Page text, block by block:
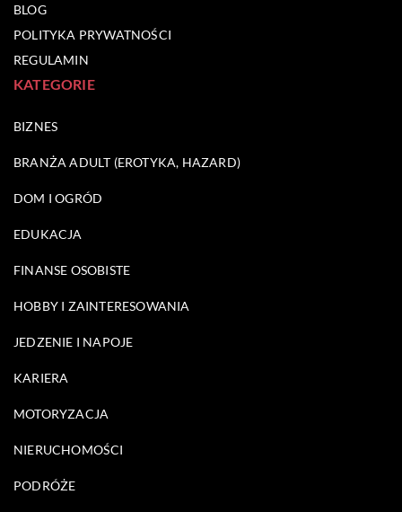
BLOG
POLITYKA PRYWATNOŚCI
REGULAMIN
KATEGORIE
BIZNES
BRANŻA ADULT (EROTYKA, HAZARD)
DOM I OGRÓD
EDUKACJA
FINANSE OSOBISTE
HOBBY I ZAINTERESOWANIA
JEDZENIE I NAPOJE
KARIERA
MOTORYZACJA
NIERUCHOMOŚCI
PODRÓŻE